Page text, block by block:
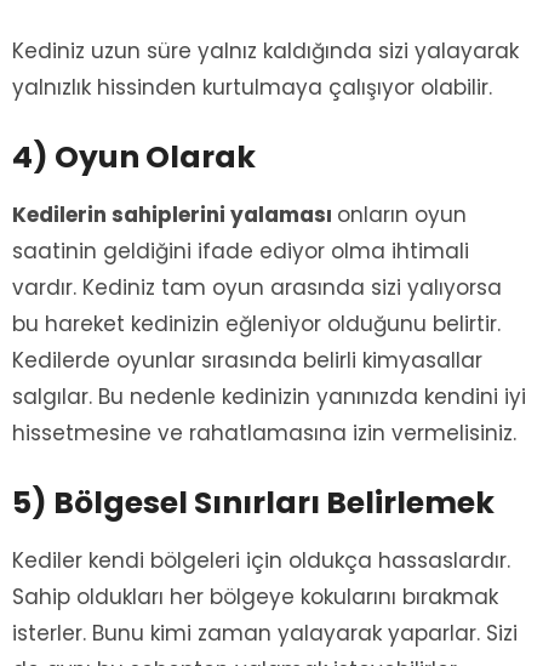
Kediniz uzun süre yalnız kaldığında sizi yalayarak
yalnızlık hissinden kurtulmaya çalışıyor olabilir.
4) Oyun Olarak
Kedilerin sahiplerini yalaması onların oyun
saatinin geldiğini ifade ediyor olma ihtimali
vardır. Kediniz tam oyun arasında sizi yalıyorsa
bu hareket kedinizin eğleniyor olduğunu belirtir.
Kedilerde oyunlar sırasında belirli kimyasallar
salgılar. Bu nedenle kedinizin yanınızda kendini iyi
hissetmesine ve rahatlamasına izin vermelisiniz.
5) Bölgesel Sınırları Belirlemek
Kediler kendi bölgeleri için oldukça hassaslardır.
Sahip oldukları her bölgeye kokularını bırakmak
isterler. Bunu kimi zaman yalayarak yaparlar. Sizi